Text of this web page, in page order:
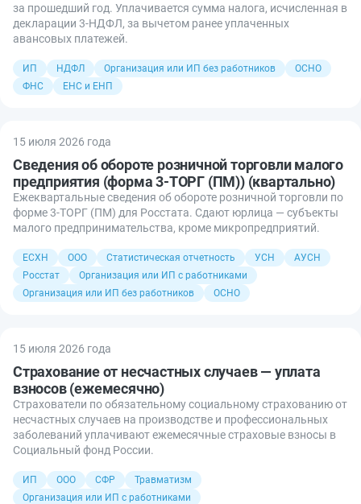
за прошедший год. Уплачивается сумма налога, исчисленная в
декларации 3-НДФЛ, за вычетом ранее уплаченных
авансовых платежей.
ИП НДФЛ Организация или ИП без работников
ОСНО
ФНС
ЕНС и ЕНП
15 июля 2026 года
Сведения об обороте розничной торговли малого
предприятия (форма 3-ТОРГ (ПМ)) (квартально)
Ежеквартальные сведения об обороте розничной торговли по
форме 3-ТОРГ (ПМ) для Росстата. Сдают юрлица — субъекты
малого предпринимательства, кроме микропредприятий.
ЕСХН ООО Статистическая отчетность УСН
АУСН
Росстат
Организация или ИП с работниками
Организация или ИП без работников
ОСНО
15 июля 2026 года
Страхование от несчастных случаев — уплата
взносов (ежемесячно)
Страхователи по обязательному социальному страхованию от
несчастных случаев на производстве и профессиональных
заболеваний уплачивают ежемесячные страховые взносы в
Социальный фонд России.
ИП ООО СФР
Травматизм
Организация или ИП с работниками